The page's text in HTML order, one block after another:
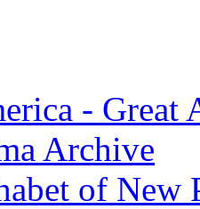
- Great
Archive
of New